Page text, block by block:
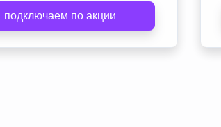
подключаем по акции